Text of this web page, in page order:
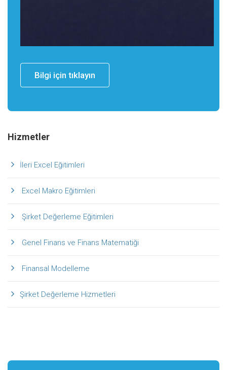
Bilgi için tıklayın
Hizmetler
İleri Excel Eğitimleri
Excel Makro Eğitimleri
Şirket Değerleme Eğitimleri
Genel Finans ve Finans Matematiği
Finansal Modelleme
Şirket Değerleme Hizmetleri